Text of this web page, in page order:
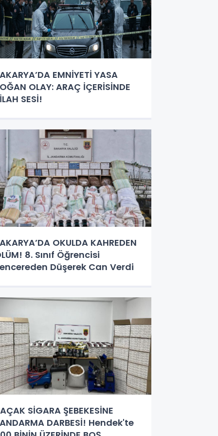
EMNİYETİ YASA
OLAY: ARAÇ İÇERİSİNDE
SESİ!
OKULDA KAHREDEN
8. Sınıf Öğrencisi
Düşerek Can Verdi
SİGARA ŞEBEKESİNE
DARBESİ! Hendek'te